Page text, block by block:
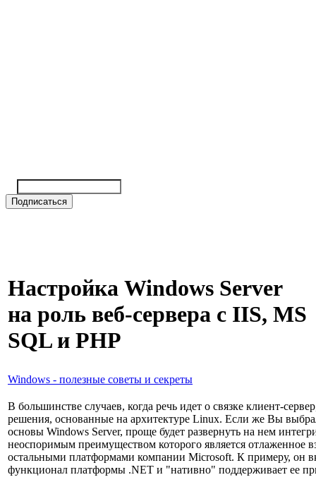
Настройка Windows Server
на роль веб-сервера с IIS, MS
SQL и PHP
Windows - полезные советы и секреты
В большинстве случаев, когда речь идет о связке клиент-
решения, основанные на архитектуре Linux. Если же Вы
основы Windows Server, проще будет развернуть на нем
неоспоримым преимуществом которого является отлаженное
остальными платформами компании Microsoft. К примеру, он
функционал платформы .NET и "нативно" поддерживает ее